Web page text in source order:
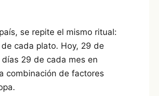
se repite el mismo ritual:
cada plato. Hoy, 29 de
29 de cada mes en
combinación de factores